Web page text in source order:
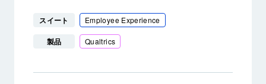
スイート Employee Experience
製品 Qualtrics